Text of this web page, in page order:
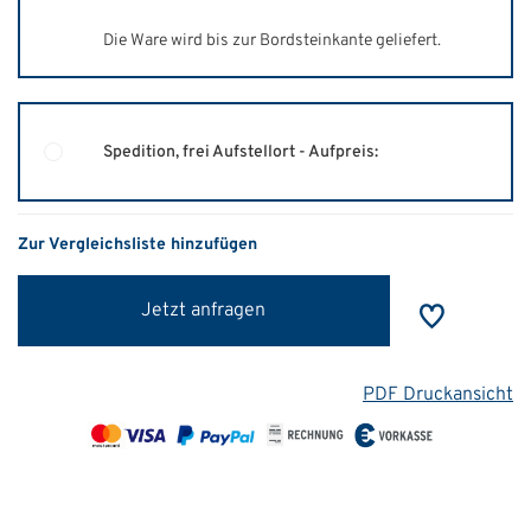
Die Ware wird bis zur Bordsteinkante geliefert.
Spedition, frei Aufstellort - Aufpreis:
Zur Vergleichsliste hinzufügen
Jetzt anfragen
PDF Druckansicht